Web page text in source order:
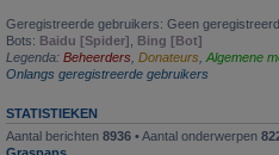
Geregistreerde gebruikers: Geen
Bots: Baidu [Spider] , Bing [Bot]
Legenda: Beheerders, Donateurs,Algemene
Onlangs geregistreerde gebruikers
STATISTIEKEN
Aantal berichten 8936 • Aantal onderwerpen